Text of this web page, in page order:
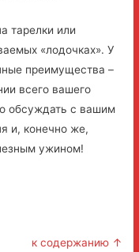
тарелки или
«лодочках». У
преимущества –
всего вашего
обсуждать с вашим
и, конечно же,
ужином!
к содержанию ↑